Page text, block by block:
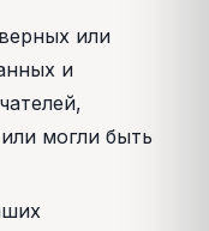
или
и
могли быть